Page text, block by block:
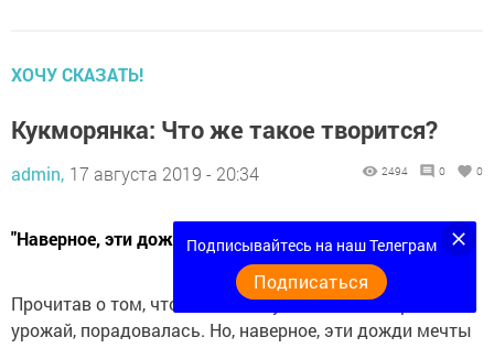
ХОЧУ СКАЗАТЬ!
Кукморянка: Что же такое творится?
admin, 17 августа 2019 - 20:34 2494 0 0
"Наверное, эти дожди мечты разобьют вдребезги"
Прочитав о том, что в этом году ожидается хороший
урожай, порадовалась. Но, наверное, эти дожди мечты
Подписывайтесь на наш Телеграм
Подписаться